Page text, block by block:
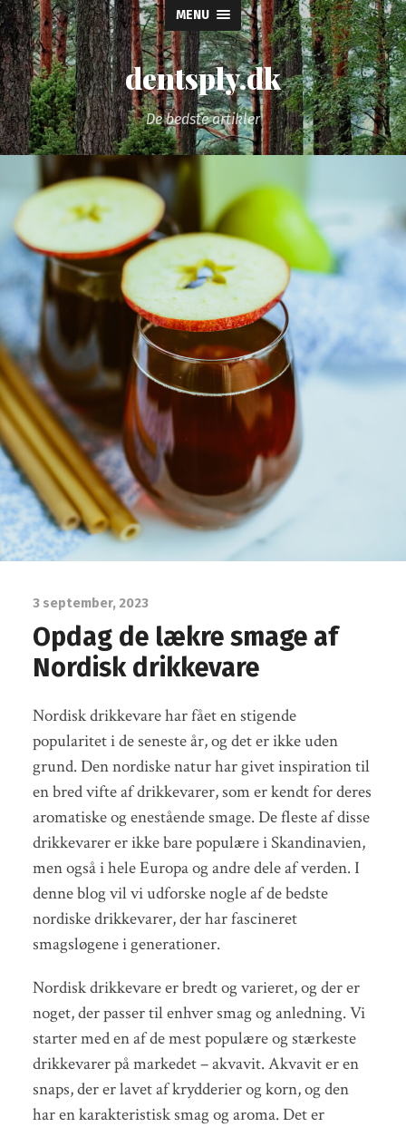
MENU
dentsply.dk
De bedste artikler
3 september, 2023
Opdag de lækre smage af
Nordisk drikkevare
Nordisk drikkevare har fået en stigende
popularitet i de seneste år, og det er ikke uden
grund. Den nordiske natur har givet inspiration til
en bred vifte af drikkevarer, som er kendt for deres
aromatiske og enestående smage. De fleste af disse
drikkevarer er ikke bare populære i Skandinavien,
men også i hele Europa og andre dele af verden. I
denne blog vil vi udforske nogle af de bedste
nordiske drikkevarer, der har fascineret
smagsløgene i generationer.
Nordisk drikkevare er bredt og varieret, og der er
noget, der passer til enhver smag og anledning. Vi
starter med en af ​​de mest populære og stærkeste
drikkevarer på markedet – akvavit. Akvavit er en
snaps, der er lavet af krydderier og korn, og den
har en karakteristisk smag og aroma. Det er